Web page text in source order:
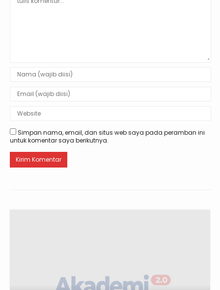
Simpan nama, email, dan situs web saya pada peramban ini
untuk komentar saya berikutnya.